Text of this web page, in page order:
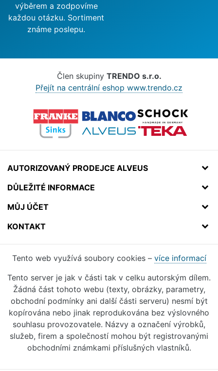
výběrem a zodpovíme
každou otázku. Sortiment
známe poslepu.
Člen skupiny TRENDO s.r.o.
Přejít na centrální eshop www.trendo.cz
AUTORIZOVANÝ PRODEJCE ALVEUS
DŮLEŽITÉ INFORMACE
MŮJ ÚČET
KONTAKT
Tento web využívá soubory cookies – více informací
Tento server je jak v části tak v celku autorským dílem.
Žádná část tohoto webu (texty, obrázky, parametry,
obchodní podmínky ani další části serveru) nesmí být
kopírována nebo jinak reprodukována bez výslovného
souhlasu provozovatele. Názvy a označení výrobků,
služeb, firem a společností mohou být registrovanými
obchodními známkami příslušných vlastníků.